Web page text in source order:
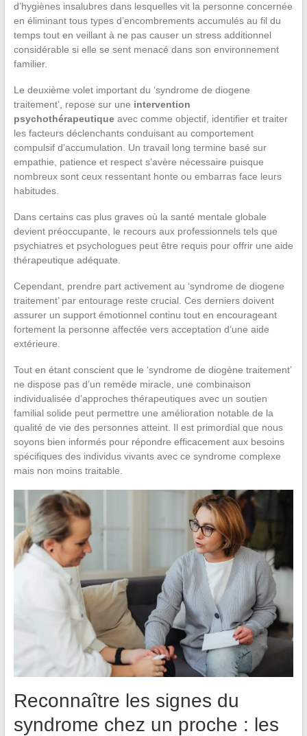
d’hygiènes insalubres dans lesquelles vit la personne concernée
en éliminant tous types d’encombrements accumulés au fil du
temps tout en veillant à ne pas causer un stress additionnel
considérable si elle se sent menacé dans son environnement
familier.
Le deuxième volet important du ‘syndrome de diogene
traitement’, repose sur une intervention
psychothérapeutiqueavec comme objectif, identifier et traiter
les facteurs déclenchants conduisant au comportement
compulsif d’accumulation. Un travail long termine basé sur
empathie, patience et respect s’avère nécessaire puisque
nombreux sont ceux ressentant honte ou embarras face leurs
habitudes.
Dans certains cas plus graves où la santé mentale globale
devient préoccupante, le recours aux professionnels tels que
psychiatres et psychologues peut être requis pour offrir une aide
thérapeutique adéquate.
Cependant, prendre part activement au ‘syndrome de diogene
traitement’ par entourage reste crucial. Ces derniers doivent
assurer un support émotionnel continu tout en encourageant
fortement la personne affectée vers acceptation d’une aide
extérieure.
Tout en étant conscient que le ‘syndrome de diogène traitement’
ne dispose pas d’un remède miracle, une combinaison
individualisée d’approches thérapeutiques avec un soutien
familial solide peut permettre une amélioration notable de la
qualité de vie des personnes atteint. Il est primordial que nous
soyons bien informés pour répondre efficacement aux besoins
spécifiques des individus vivants avec ce syndrome complexe
mais non moins traitable.
Reconnaître les signes du
syndrome chez un proche : les